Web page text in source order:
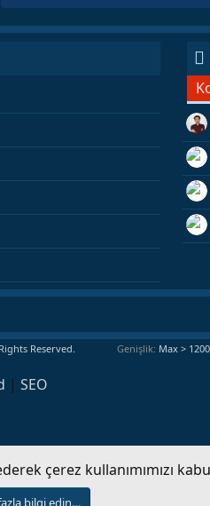
Reserved. Genişlik
| SEO
çerez kullanımımızı
bilgi edin…